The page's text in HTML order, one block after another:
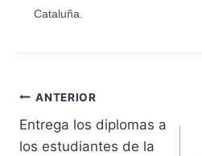
Cataluña.
ANTERIOR
Entrega los diplomas a
los estudiantes de la